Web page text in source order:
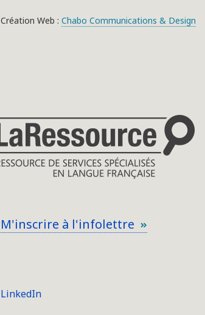
Création Web : Chabo Communications & Design
M'inscrire à l'infolettre
LinkedIn